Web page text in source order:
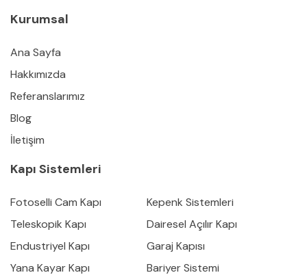
Kurumsal
Ana Sayfa
Hakkımızda
Referanslarımız
Blog
İletişim
Kapı Sistemleri
Fotoselli Cam Kapı
Teleskopik Kapı
Endustriyel Kapı
Yana Kayar Kapı
Kepenk Sistemleri
Dairesel Açılır Kapı
Garaj Kapısı
Bariyer Sistemi